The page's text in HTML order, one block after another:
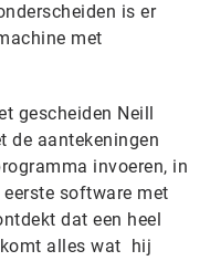
is er
met
gescheiden Neill
de aantekeningen
invoeren, in
software met
dat een heel
alles wat hij